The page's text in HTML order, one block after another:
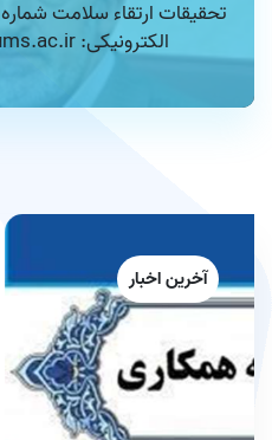
الکترونیکی: ebadifardazr.f@iums.ac.ir
آخرین اخبار